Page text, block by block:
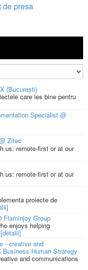
de presa
(București)
care ies bine pentru
Specialist @
Zitec
us: remote-first or at our
us: remote-first or at our
proiecte de
Flaminjoy Group
enjoys helping
[detalii]
- creative and
Human Strategy
and communications